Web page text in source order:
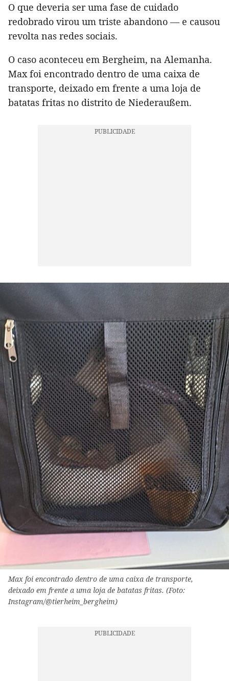
O que deveria ser uma fase de cuidado
redobrado virou um triste abandono — e causou
revolta nas redes sociais.
O caso aconteceu em Bergheim, na Alemanha.
Max foi encontrado dentro de uma caixa de
transporte, deixado em frente a uma loja de
batatas fritas no distrito de Niederaußem.
Max foi encontrado dentro de uma caixa de transporte,
deixado em frente a uma loja de batatas fritas. (Foto:
Instagram/@tierheim_bergheim)